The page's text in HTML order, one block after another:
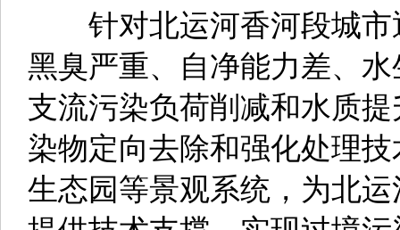
针对北运河香河段城市
黑臭严重、自净能力差、
支流污染负荷削减和水质
染物定向去除和强化处理
生态园等景观系统，为北